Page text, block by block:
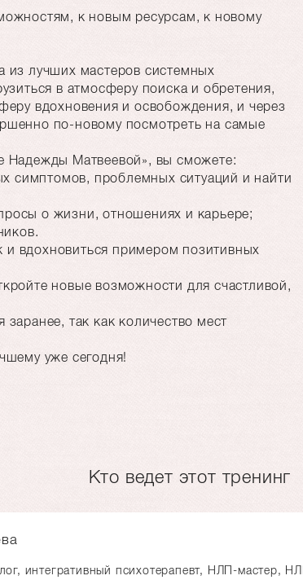
к новым ресурсам, к новому
из лучших мастеров системных
в атмосферу поиска и обретения,
вдохновения и освобождения, и через
по-новому посмотреть на самые
Надежды Матвеевой», вы сможете:
проблемных ситуаций и найти
о жизни, отношениях и карьере;
вдохновиться примером позитивных
новые возможности для счастливой,
заранее, так как количество мест
уже сегодня!
Кто ведет этот тренинг
интегративный психотерапевт, НЛП-мастер,